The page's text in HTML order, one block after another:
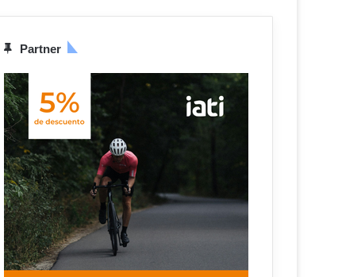
Partner